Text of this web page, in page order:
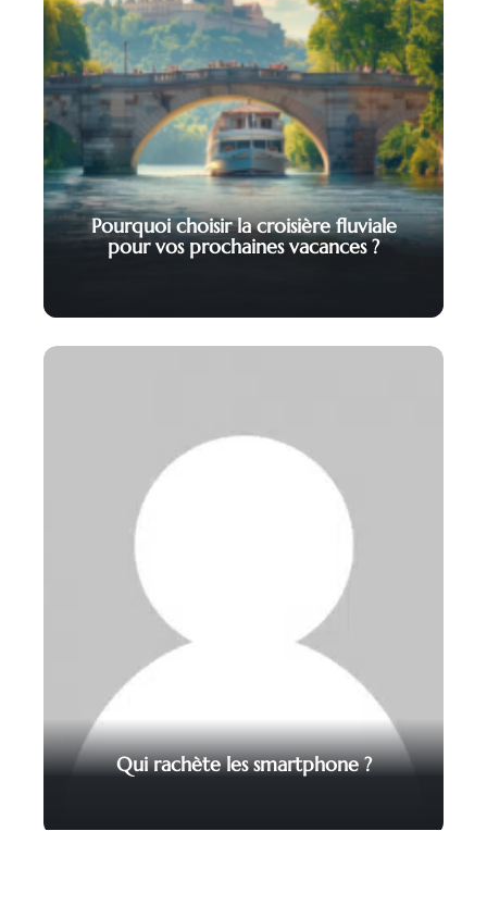
Pourquoi choisir la croisière fluviale
pour vos prochaines vacances ?
Qui rachète les smartphone ?